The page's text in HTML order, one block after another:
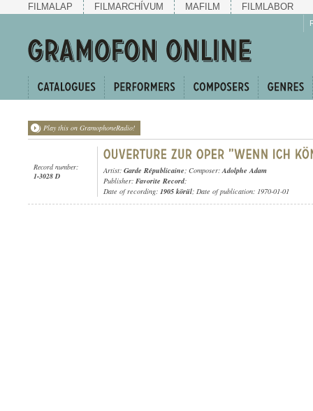
FILMALAP FILMARCHÍVUM MAFILM FILMLABOR
Play this on GramophoneRadio!
Record number:
1-3028 D
Artist: Garde Républicaine; Composer:Adolphe Adam
Publisher: Favorite Record;
Date of recording: 1905 körül; Date of publication: 1970-01-01